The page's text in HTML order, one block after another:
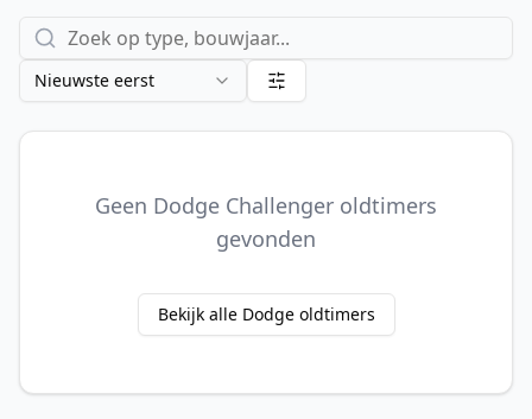
Nieuwste eerst
Geen Dodge Challenger oldtimers
gevonden
Bekijk alle Dodge oldtimers